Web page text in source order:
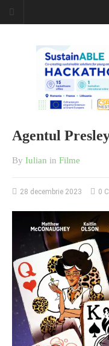
Agentul
By Iulian in Filme
28 decembrie 2023 0